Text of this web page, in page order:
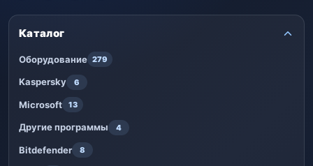
Каталог
Оборудование 279
Kaspersky 6
Microsoft 13
Другие программы 4
Bitdefender 8